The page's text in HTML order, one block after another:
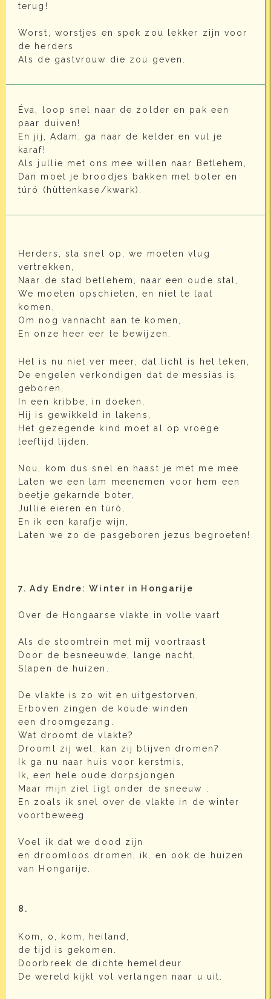
terug!
Worst, worstjes en spek zou lekker zijn voor
de herders
Als de gastvrouw die zou geven.
Éva, loop snel naar de zolder en pak een
paar duiven!
En jij, Adam, ga naar de kelder en vul je
karaf!
Als jullie met ons mee willen naar Betlehem,
Dan moet je broodjes bakken met boter en
túró (hüttenkase/kwark).
Herders, sta snel op, we moeten vlug
vertrekken,
Naar de stad betlehem, naar een oude stal,
We moeten opschieten, en niet te laat
komen,
Om nog vannacht aan te komen,
En onze heer eer te bewijzen.
Het is nu niet ver meer, dat licht is het teken,
De engelen verkondigen dat de messias is
geboren,
In een kribbe, in doeken,
Hij is gewikkeld in lakens,
Het gezegende kind moet al op vroege
leeftijd lijden.
Nou, kom dus snel en haast je met me mee
Laten we een lam meenemen voor hem een
beetje gekarnde boter,
Jullie eieren en túró,
En ik een karafje wijn,
Laten we zo de pasgeboren jezus begroeten!
7. Ady Endre: Winter in Hongarije
Over de Hongaarse vlakte in volle vaart
Als de stoomtrein met mij voortraast
Door de besneeuwde, lange nacht,
Slapen de huizen.
De vlakte is zo wit en uitgestorven,
Erboven zingen de koude winden
een droomgezang.
Wat droomt de vlakte?
Droomt zij wel, kan zij blijven dromen?
Ik ga nu naar huis voor kerstmis,
Ik, een hele oude dorpsjongen
Maar mijn ziel ligt onder de sneeuw .
En zoals ik snel over de vlakte in de winter
voortbeweeg
Voel ik dat we dood zijn
en droomloos dromen, ik, en ook de huizen
van Hongarije.
8.
Kom, o, kom, heiland,
de tijd is gekomen.
Doorbreek de dichte hemeldeur
De wereld kijkt vol verlangen naar u uit.